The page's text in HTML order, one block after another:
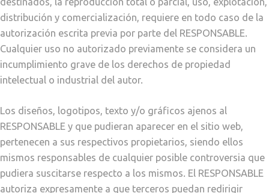
distribución y comercialización, requiere en todo caso de la
autorización escrita previa por parte del RESPONSABLE.
Cualquier uso no autorizado previamente se considera un
incumplimiento grave de los derechos de propiedad
intelectual o industrial del autor.
Los diseños, logotipos, texto y/o gráficos ajenos al
RESPONSABLE y que pudieran aparecer en el sitio web,
pertenecen a sus respectivos propietarios, siendo ellos
mismos responsables de cualquier posible controversia que
pudiera suscitarse respecto a los mismos. El RESPONSABLE
autoriza expresamente a que terceros puedan redirigir